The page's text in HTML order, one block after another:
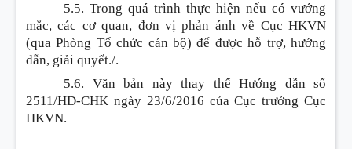
5.5. Trong quá trình thực hiện nếu có vướng
mắc, các cơ quan, đơn vị phản ánh về Cục HKVN
(qua Phòng Tổ chức cán bộ) để được hỗ trợ, hướng
dẫn, giải quyết./.
5.6. Văn bản này thay thế Hướng dẫn số
2511/HD-CHK ngày 23/6/2016 của Cục trưởng Cục
HKVN.